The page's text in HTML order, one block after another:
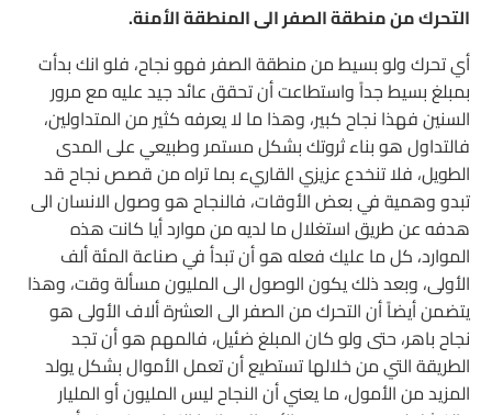
التحرك من منطقة الصفر الى المنطقة الأمنة.
أي تحرك ولو بسيط من منطقة الصفر فهو نجاح، فلو انك بدأت
بمبلغ بسيط جداً واستطاعت أن تحقق عائد جيد عليه مع مرور
السنين فهذا نجاح كبير، وهذا ما لا يعرفه كثير من المتداولين،
فالتداول هو بناء ثروتك بشكل مستمر وطبيعي على المدى
الطويل، فلا تنخدع عزيزي القاريء بما تراه من قصص نجاح قد
تبدو وهمية في بعض الأوقات، فالنجاح هو وصول الانسان الى
هدفه عن طريق استغلال ما لديه من موارد أيا كانت هذه
الموارد، كل ما عليك فعله هو أن تبدأ في صناعة المئة ألف
الأولى، وبعد ذلك يكون الوصول الى المليون مسألة وقت، وهذا
يتضمن أيضاً أن التحرك من الصفر الى العشرة ألاف الأولى هو
نجاح باهر، حتى ولو كان المبلغ ضئيل، فالمهم هو أن تجد
الطريقة التي من خلالها تستطيع أن تعمل الأموال بشكل يولد
المزيد من الأمول، ما يعني أن النجاح ليس المليون أو المليار